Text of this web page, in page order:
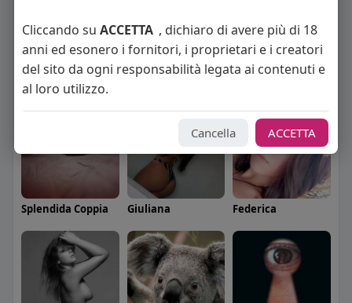
Angelica Cattaneo callmevittoria Elisa Esposito
Splendida Coppia Giuliana Federica
Cliccando su ACCETTA , dichiaro di avere più di 18
anni ed esonero i fornitori, i proprietari e i creatori
del sito da ogni responsabilità legata ai contenuti e
al loro utilizzo.
Cancella ACCETTA